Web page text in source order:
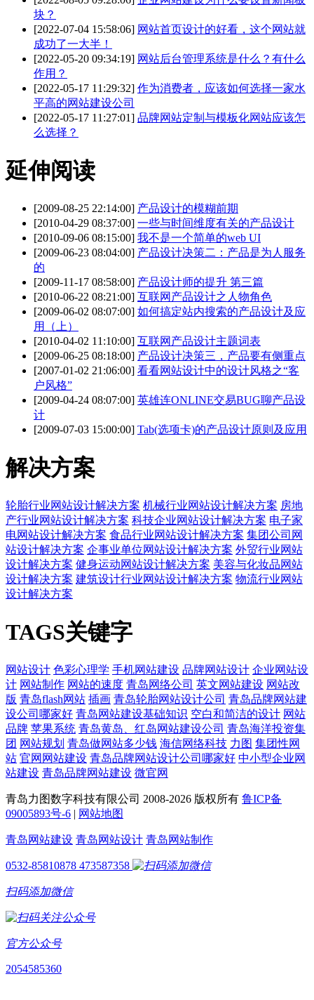
块？
[2022-07-04 15:58:06] 网站首页设计的好看，这个网站就
成功了一大半！
[2022-05-20 09:34:19] 网站后台管理系统是什么？有什么
作用？
[2022-05-17 11:29:32] 作为消费者，应该如何选择一家水
平高的网站建设公司
[2022-05-17 11:27:01] 品牌网站定制与模板化网站应该怎
么选择？
延伸阅读
[2009-08-25 22:14:00] 产品设计的模糊前期
[2010-04-29 08:37:00] 一些与时间维度有关的产品设计
[2010-09-06 08:15:00] 我不是一个简单的web UI
[2009-06-23 08:04:00] 产品设计决策二：产品是为人服务
的
[2009-11-17 08:58:00] 产品设计师的提升 第三篇
[2010-06-22 08:21:00] 互联网产品设计之人物角色
[2009-06-02 08:07:00] 如何搞定站内搜索的产品设计及应
用（上）
[2010-04-02 11:10:00] 互联网产品设计主题词表
[2009-06-25 08:18:00] 产品设计决策三，产品要有侧重点
[2007-01-02 21:06:00] 看看网站设计中的设计风格之“客
户风格”
[2009-04-24 08:07:00] 英雄连ONLINE交易BUG聊产品设
计
[2009-07-03 15:00:00] Tab(选项卡)的产品设计原则及应用
解决方案
轮胎行业网站设计解决方案 机械行业网站设计解决方案 房地
产行业网站设计解决方案 科技企业网站设计解决方案 电子家
电网站设计解决方案 食品行业网站设计解决方案 集团公司网
站设计解决方案 企事业单位网站设计解决方案 外贸行业网站
设计解决方案 健身运动网站设计解决方案 美容与化妆品网站
设计解决方案 建筑设计行业网站设计解决方案 物流行业网站
设计解决方案
TAGS关键字
网站设计 色彩心理学 手机网站建设 品牌网站设计 企业网站设
计 网站制作 网站的速度 青岛网络公司 英文网站建设 网站改
版 青岛flash网站 插画 青岛轮胎网站设计公司 青岛品牌网站建
设公司哪家好 青岛网站建设基础知识 空白和简洁的设计 网站
品牌 苹果系统 青岛黄岛、红岛网站建设公司 青岛海洋投资集
团 网站规划 青岛做网站多少钱 海信网络科技 力图 集团性网
站 官网网站建设 青岛品牌网站设计公司哪家好 中小型企业网
站建设 青岛品牌网站建设 微官网
青岛力图数字科技有限公司 2008-2026 版权所有 鲁ICP备
09005893号-6 | 网站地图
青岛网站建设 青岛网站设计 青岛网站制作
0532-85810878 473587358
扫码添加微信
官方公众号
2054585360